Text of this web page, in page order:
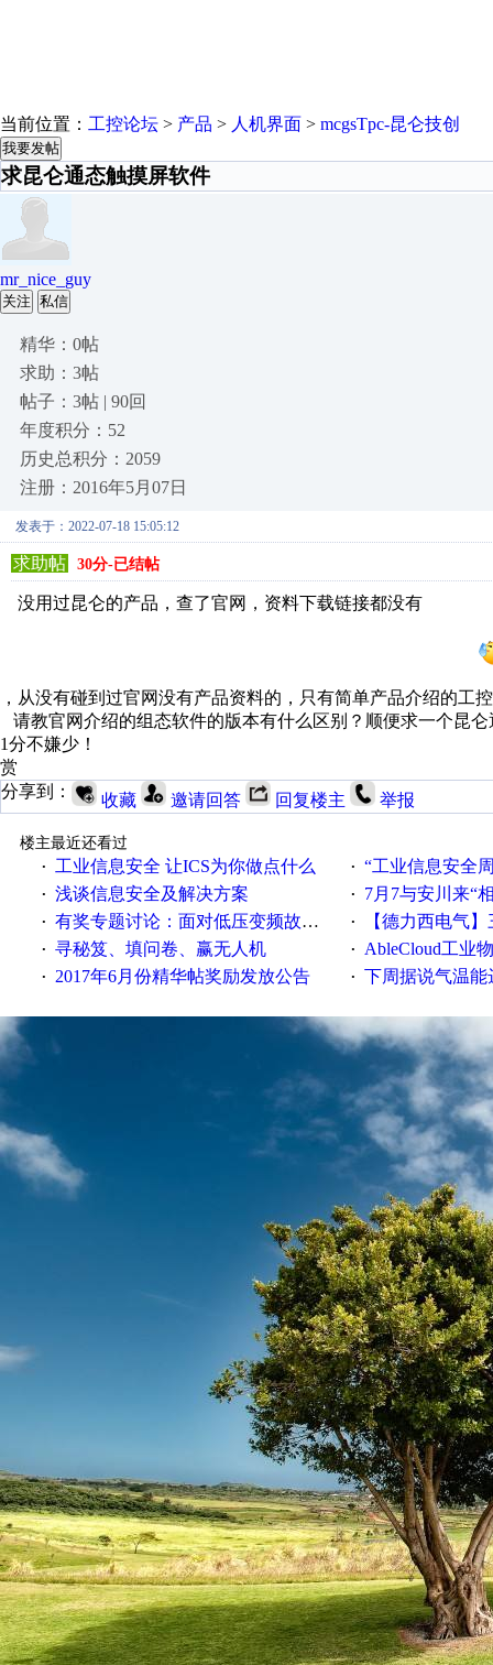
当前位置： 工控论坛 > 产品 > 人机界面 > mcgsTpc-昆仑技创
我要发帖
求昆仑通态触摸屏软件
mr_nice_guy
关注 私信
精华：0帖
求助：3帖
帖子：3帖 | 90回
年度积分：52
历史总积分：2059
注册：2016年5月07日
发表于：2022-07-18 15:05:12
求助帖 30分-已结帖
没用过昆仑的产品，查了官网，资料下载链接都没有
，从没有碰到过官网没有产品资料的，只有简单产品介绍的工
请教官网介绍的组态软件的版本有什么区别？顺便求一个昆
1分不嫌少！
赏
分享到：
收藏 邀请回答 回复楼主 举报
楼主最近还看过
·
工业信息安全 让ICS为你做点什么 · “工业信息安全周之我见”
· 浅谈信息安全及解决方案 · 7月7与安川来“
· 有奖专题讨论：面对低压变频故障，老手是这样解决的！ · 【德力西电气】三
· 寻秘笈、填问卷、赢无人机 · AbleCloud工业物联
· 2017年6月份精华帖奖励发放公告 · 下周据说气温能